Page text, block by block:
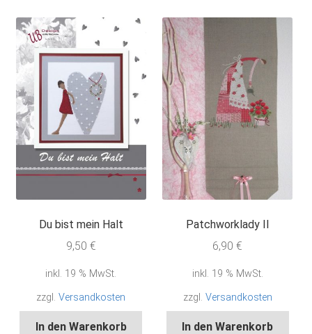
Du bist mein Halt
9,50 €
inkl. 19 % MwSt.
zzgl.Versandkosten
In den Warenkorb
Patchworklady II
6,90€
inkl. 19 % MwSt.
zzgl. Versandkosten
In den Warenkorb